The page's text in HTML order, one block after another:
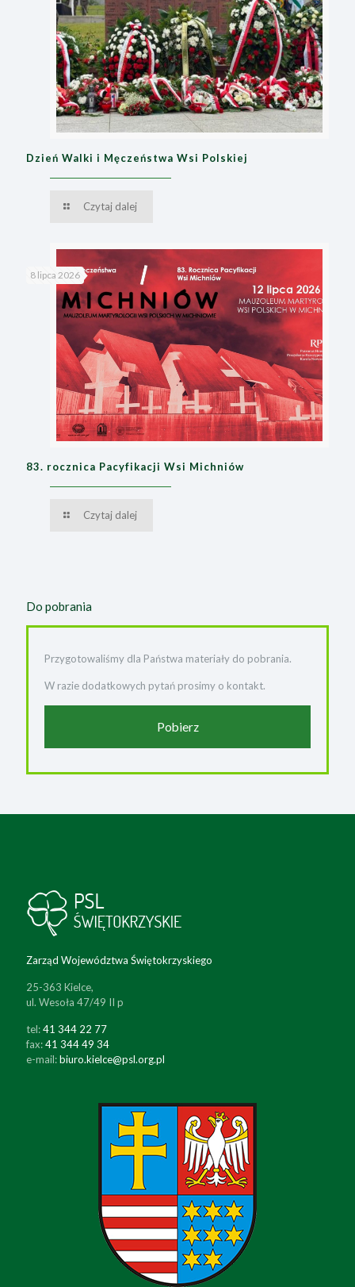
Dzień Walki i Męczeństwa Wsi Polskiej
Czytaj dalej
8 lipca 2026
83. rocznica Pacyfikacji Wsi Michniów
Czytaj dalej
Do pobrania
Przygotowaliśmy dla Państwa materiały do pobrania.
W razie dodatkowych pytań prosimy o kontakt.
Pobierz
Zarząd Województwa Świętokrzyskiego
25-363 Kielce,
ul. Wesoła 47/49 II p
tel:41 344 22 77
fax:41 344 49 34
e-mail:biuro.kielce@psl.org.pl